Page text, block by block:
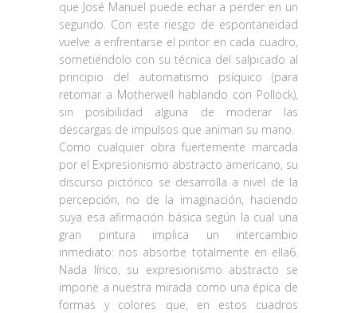
que José Manuel puede echar a perder en un
segundo. Con este riesgo de espontaneidad
vuelve a enfrentarse el pintor en cada cuadro,
sometiéndolo con su técnica del salpicado al
principio del automatismo psíquico (para
retomar a Motherwell hablando con Pollock),
sin posibilidad alguna de moderar las
descargas de impulsos que animan su mano.
Como cualquier obra fuertemente marcada
por el Expresionismo abstracto americano, su
discurso pictórico se desarrolla a nivel de la
percepción, no de la imaginación, haciendo
suya esa afirmación básica según la cual una
gran pintura implica un intercambio
inmediato: nos absorbe totalmente en ella6.
Nada lírico, su expresionismo abstracto se
impone a nuestra mirada como una épica de
formas y colores que, en estos cuadros